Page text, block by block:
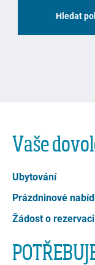
Vaše
Ubytování
Prázdninové
Žádost o rezervaci